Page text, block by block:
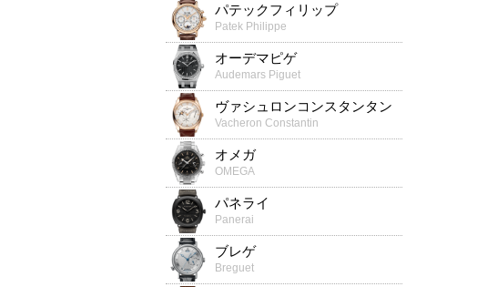
パテックフィリップ
Patek Philippe
オーデマピゲ
Audemars Piguet
ヴァシュロンコンスタンタン
Vacheron Constantin
オメガ
OMEGA
パネライ
Panerai
ブレゲ
Breguet